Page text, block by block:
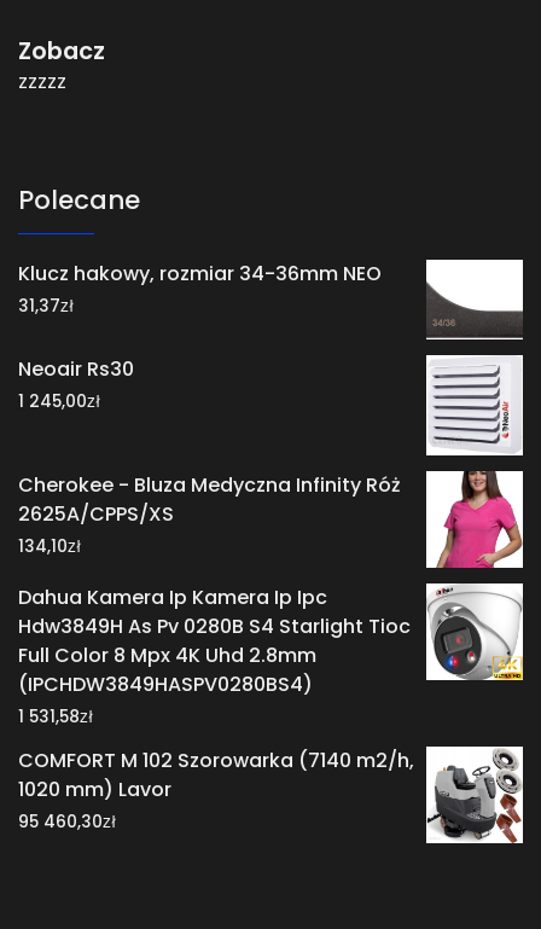
Zobacz
zzzzz
Polecane
Klucz hakowy, rozmiar 34-36mm NEO
31,37zł
Neoair Rs30
1 245,00zł
Cherokee - Bluza Medyczna Infinity Róż
2625A/CPPS/XS
134,10zł
Dahua Kamera Ip Kamera Ip Ipc
Hdw3849H As Pv 0280B S4 Starlight Tioc
Full Color 8 Mpx 4K Uhd 2.8mm
(IPCHDW3849HASPV0280BS4)
1 531,58zł
COMFORT M 102 Szorowarka (7140 m2/h,
1020 mm) Lavor
95 460,30zł